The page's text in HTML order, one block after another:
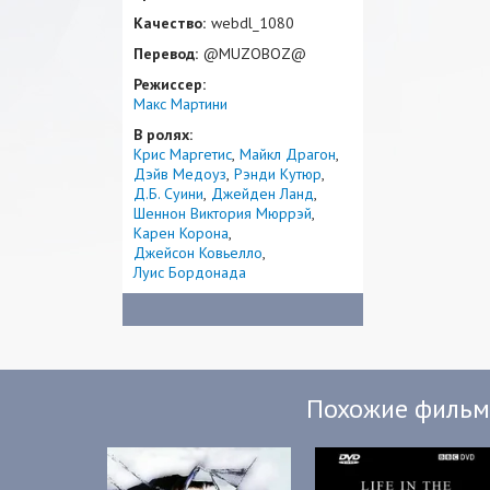
Качество: webdl_1080
Перевод: @MUZOBOZ@
Режиссер:
Макс Мартини
В ролях:
Крис Маргетис Майкл Драгон
Дэйв Медоуз Рэнди Кутюр
Д.Б. Суини Джейден Ланд
Шеннон Виктория Мюррэй
Карен Корона
Джейсон Ковьелло
Луис Бордонада
Похожие